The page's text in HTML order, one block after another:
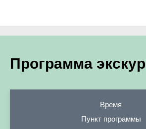
Программа
Время
Пункт программы